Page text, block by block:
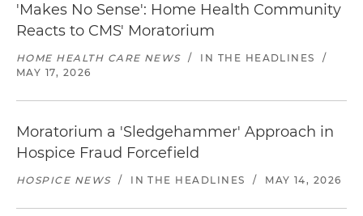
'Makes No Sense': Home Health Community
Reacts to CMS' Moratorium
HOME HEALTH CARE NEWS / IN THE HEADLINES
/
MAY 17, 2026
Moratorium a 'Sledgehammer' Approach in
Hospice Fraud Forcefield
HOSPICE NEWS / IN THE HEADLINES / MAY 14, 2026